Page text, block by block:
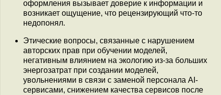
оформления вызывает доверие к информации и
возникает ощущение, что рецензирующий что-то
недопонял.
Этические вопросы, связанные с нарушением
авторских прав при обучении моделей,
негативным влиянием на экологию из-за больших
энергозатрат при создании моделей,
увольнениями в связи с заменой персонала AI-
сервисами, снижением качества сервисов после